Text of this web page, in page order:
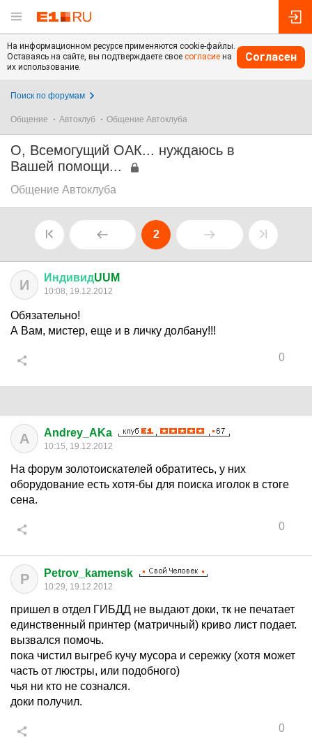
На информационном ресурсе применяются cookie-файлы.
Оставаясь на сайте, вы подтверждаете свое согласие на
их использование.
Согласен
Поиск по форумам
Общение Автоклуб Общение Автоклуба
О, Всемогущий ОАК... нуждаюсь в
Вашей помощи...
Общение Автоклуба
2
И ИндивидUUM
10:08, 19.12.2012
Обязательно!
А Вам, мистер, еще и в личку долбану!!!
0
A Andrey_AKa
10:15, 19.12.2012
На форум золотоискателей обратитесь, у них
оборудование есть хотя-бы для поиска иголок в стоге
сена.
0
P Petrov_kamensk
10:29, 19.12.2012
пришел в отдел ГИБДД не выдают доки, тк не печатает
единственный принтер (матричный) криво лист подает.
вызвался помочь.
пока чистил выгреб кучу мусора и сережку (хотя может
часть от люстры, или подобного)
чья ни кто не сознался.
доки получил.
0